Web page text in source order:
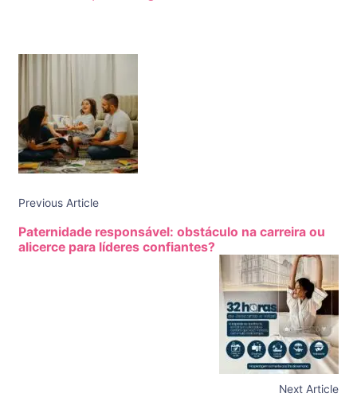
Post
Navigation
Previous Article
Paternidade responsável: obstáculo na carreira ou
alicerce para líderes confiantes?
Next Article